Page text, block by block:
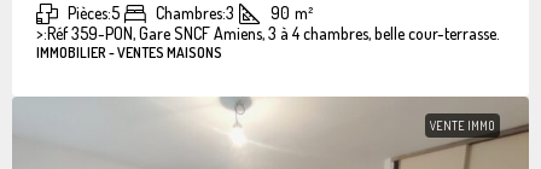
Pièces:5 Chambres:3 90 m²
>:Réf 359-PON, Gare SNCF Amiens, 3 à 4 chambres, belle cour-terrasse.
IMMOBILIER - VENTES MAISONS
VENTE IMMO